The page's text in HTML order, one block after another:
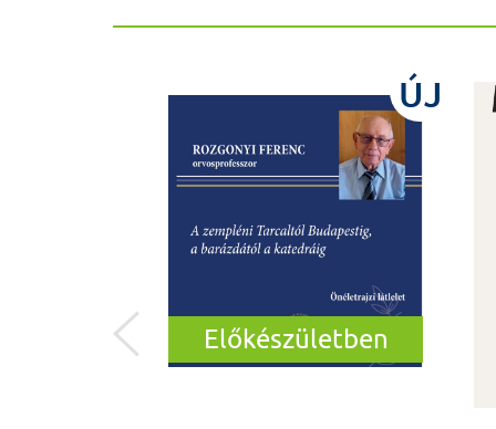
ÚJ
Előkészületben